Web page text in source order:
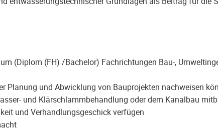
(Diplom (FH) /Bachelor) Fachrichtungen Bau-,
Planung und Abwicklung von Bauprojekten nachweisen
und Klärschlammbehandlung oder dem Kanalbau
und Verhandlungsgeschick verfügen